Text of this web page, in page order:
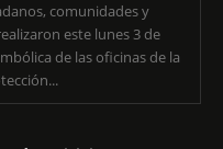
comunidades y
este lunes 3 de
de las oficinas de la